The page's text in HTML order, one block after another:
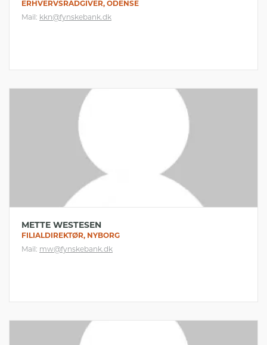
ERHVERVSRÅDGIVER, ODENSE
Mail: kkn@fynskebank.dk
METTE WESTESEN
FILIALDIREKTØR, NYBORG
Mail: mw@fynskebank.dk